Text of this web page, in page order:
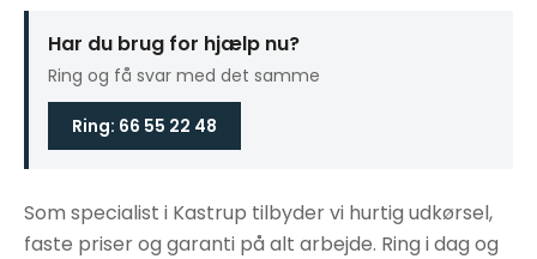
Har du brug for hjælp nu?
Ring og få svar med det samme
Ring: 66 55 22 48
Som specialist i Kastrup tilbyder vi hurtig udkørsel,
faste priser og garanti på alt arbejde. Ring i dag og